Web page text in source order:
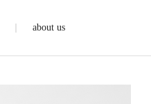
about us